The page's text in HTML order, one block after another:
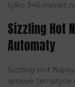
tylko 946 monet
Sizzling Hot
Automaty
Sizzling Hot
sprawie tematyce